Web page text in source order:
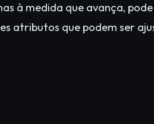
à medida que avança,
atributos que podem ser